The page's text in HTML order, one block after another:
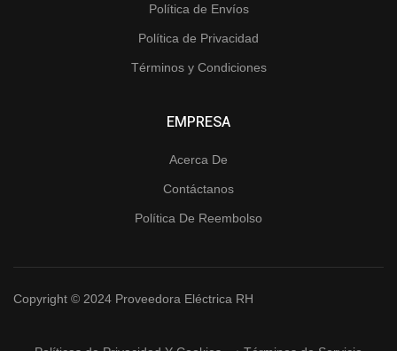
Política de Envíos
Política de Privacidad
Términos y Condiciones
EMPRESA
Acerca De
Contáctanos
Política De Reembolso
Copyright © 2024 Proveedora Eléctrica RH